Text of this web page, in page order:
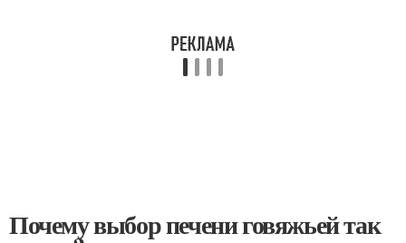
Почему выбор печени говяжьей так